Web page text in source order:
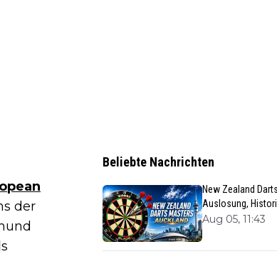
der
Beliebte Nachrichten
New Zealand
Auslosung,
Aug 05, 11:43